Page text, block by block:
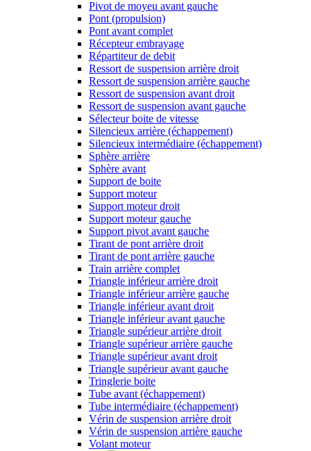
Pivot de moyeu avant gauche
Pont (propulsion)
Pont avant complet
Récepteur embrayage
Répartiteur de debit
Ressort de suspension arrière droit
Ressort de suspension arrière gauche
Ressort de suspension avant droit
Ressort de suspension avant gauche
Sélecteur boite de vitesse
Silencieux arrière (échappement)
Silencieux intermédiaire (échappement)
Sphère arrière
Sphère avant
Support de boite
Support moteur
Support moteur droit
Support moteur gauche
Support pivot avant gauche
Tirant de pont arrière droit
Tirant de pont arrière gauche
Train arrière complet
Triangle inférieur arrière droit
Triangle inférieur arrière gauche
Triangle inférieur avant droit
Triangle inférieur avant gauche
Triangle supérieur arrière droit
Triangle supérieur arrière gauche
Triangle supérieur avant droit
Triangle supérieur avant gauche
Tringlerie boite
Tube avant (échappement)
Tube intermédiaire (échappement)
Vérin de suspension arrière droit
Vérin de suspension arrière gauche
Volant moteur